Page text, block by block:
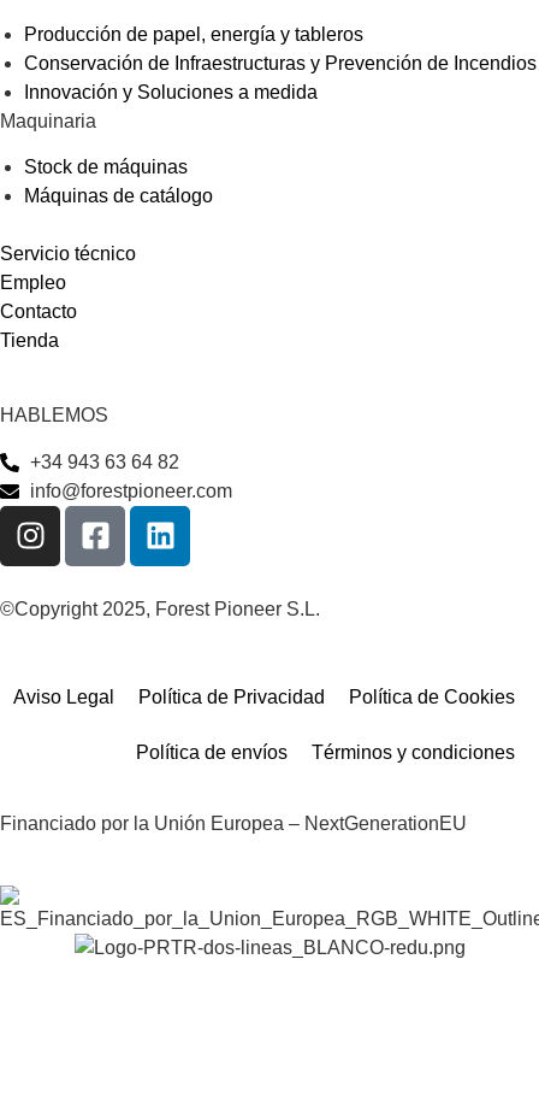
Producción de papel, energía y tableros
Conservación de Infraestructuras y Prevención de Incendios
Innovación y Soluciones a medida
Maquinaria
Stock de máquinas
Máquinas de catálogo
Servicio técnico
Empleo
Contacto
Tienda
HABLEMOS
+34 943 63 64 82
info@forestpioneer.com
©Copyright 2025, Forest Pioneer S.L.
Aviso Legal Política de Privacidad Política de Cookies
Política de envíos Términos y condiciones
Financiado por la Unión Europea – NextGenerationEU